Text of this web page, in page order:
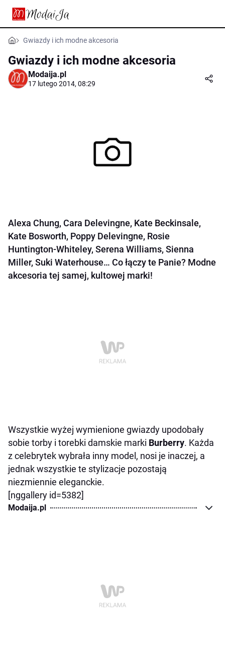
Gwiazdy i ich modne akcesoria
Gwiazdy i ich modne akcesoria
Modaija.pl
17 lutego 2014, 08:29
Alexa Chung, Cara Delevingne, Kate Beckinsale,
Kate Bosworth, Poppy Delevingne, Rosie
Huntington-Whiteley, Serena Williams, Sienna
Miller, Suki Waterhouse… Co łączy te Panie? Modne
akcesoria tej samej, kultowej marki!
Wszystkie wyżej wymienione gwiazdy upodobały
sobie torby i torebki damskie marki Burberry. Każda
z celebrytek wybrała inny model, nosi je inaczej, a
jednak wszystkie te stylizacje pozostają
niezmiennie eleganckie.
[nggallery id=5382]
Modaija.pl